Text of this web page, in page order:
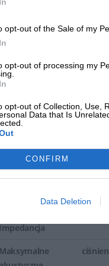
opt-out of the Sale of my
opt-out of processing my
opt-out of Collection, Use,
Data that Is
CONFIRM
Data Deletion
Zalecane użytkowanie
Wyjście sygnału audio
słuchawek
przyłączania
Tryb wyjścia dźwięku
dekodery
Częstotliwość odpowiedzi
Maksymalne